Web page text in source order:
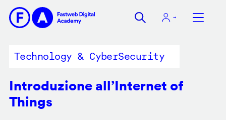
contenuto
Technology & CyberSecurity
Introduzione all’Internet of
Things